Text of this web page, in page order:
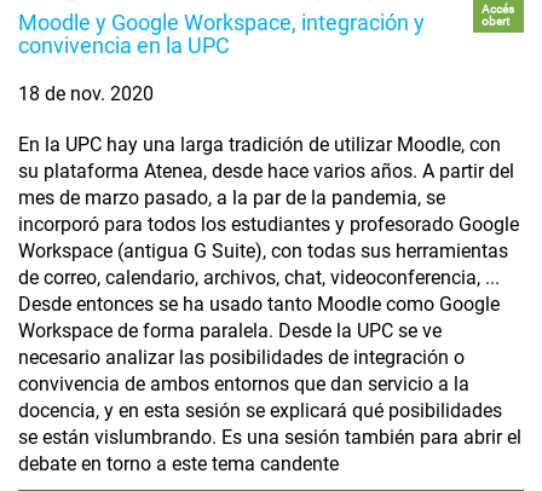
Moodle y Google Workspace, integración y
convivencia en la UPC
Accés
obert
18 de nov. 2020
En la UPC hay una larga tradición de utilizar Moodle, con
su plataforma Atenea, desde hace varios años. A partir del
mes de marzo pasado, a la par de la pandemia, se
incorporó para todos los estudiantes y profesorado Google
Workspace (antigua G Suite), con todas sus herramientas
de correo, calendario, archivos, chat, videoconferencia, ...
Desde entonces se ha usado tanto Moodle como Google
Workspace de forma paralela. Desde la UPC se ve
necesario analizar las posibilidades de integración o
convivencia de ambos entornos que dan servicio a la
docencia, y en esta sesión se explicará qué posibilidades
se están vislumbrando. Es una sesión también para abrir el
debate en torno a este tema candente